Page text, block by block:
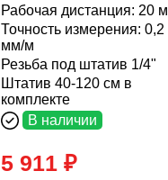
Рабочая дистанция: 20 м
Точность измерения: 0,2
мм/м
Резьба под штатив 1/4"
Штатив 40-120 см в
комплекте
В наличии
5 911 ₽